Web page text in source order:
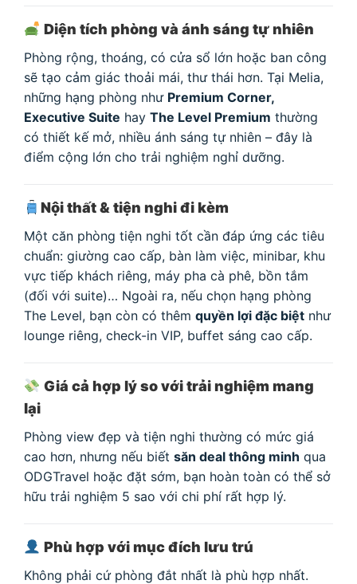
Diện tích phòng và ánh sáng tự nhiên
Phòng rộng, thoáng, có cửa sổ lớn hoặc ban công
sẽ tạo cảm giác thoải mái, thư thái hơn. Tại Melia,
những hạng phòng như Premium Corner,
Executive Suite hay The Level Premium thường
có thiết kế mở, nhiều ánh sáng tự nhiên – đây là
điểm cộng lớn cho trải nghiệm nghỉ dưỡng.
Nội thất & tiện nghi đi kèm
Một căn phòng tiện nghi tốt cần đáp ứng các tiêu
chuẩn: giường cao cấp, bàn làm việc, minibar, khu
vực tiếp khách riêng, máy pha cà phê, bồn tắm
(đối với suite)… Ngoài ra, nếu chọn hạng phòng
The Level, bạn còn có thêm quyền lợi đặc biệt như
lounge riêng, check-in VIP, buffet sáng cao cấp.
Giá cả hợp lý so với trải nghiệm mang
lại
Phòng view đẹp và tiện nghi thường có mức giá
cao hơn, nhưng nếu biết săn deal thông minh qua
ODGTravel hoặc đặt sớm, bạn hoàn toàn có thể sở
hữu trải nghiệm 5 sao với chi phí rất hợp lý.
Phù hợp với mục đích lưu trú
Không phải cứ phòng đắt nhất là phù hợp nhất.